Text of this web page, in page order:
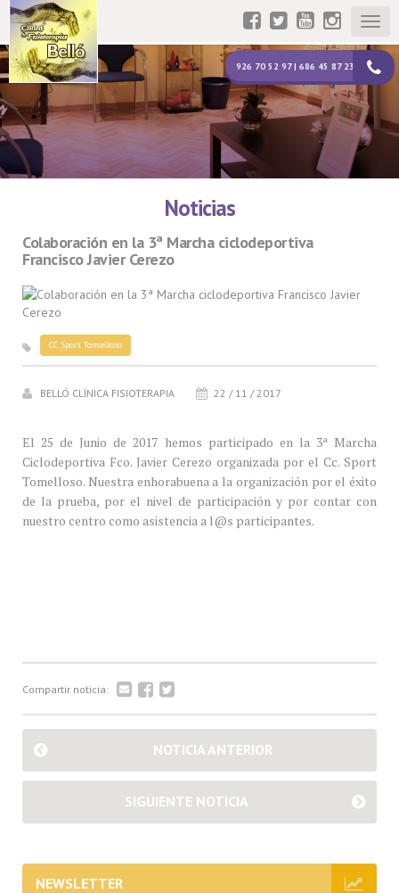
926 70 52 97 | 686 45 87 23
Noticias
Colaboración en la 3ª Marcha ciclodeportiva
Francisco Javier Cerezo
CC Sport Tomelloso
BELLÓ CLÍNICA FISIOTERAPIA 22 / 11 / 2017
El 25 de Junio de 2017 hemos participado en la 3ª Marcha
Ciclodeportiva Fco. Javier Cerezo organizada por el Cc. Sport
Tomelloso. Nuestra enhorabuena a la organización por el éxito
de la prueba, por el nivel de participación y por contar con
nuestro centro como asistencia a l@s participantes.
Compartir noticia:
NOTICIA ANTERIOR
SIGUIENTE NOTICIA
NEWSLETTER